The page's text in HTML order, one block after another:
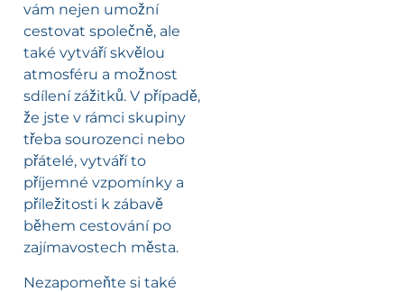
vám nejen umožní
cestovat společně, ale
také vytváří skvělou
atmosféru a možnost
sdílení zážitků. V případě,
že jste v rámci skupiny
třeba sourozenci nebo
přátelé, vytváří to
příjemné vzpomínky a
příležitosti k zábavě
během cestování po
zajímavostech města.
Nezapomeňte si také